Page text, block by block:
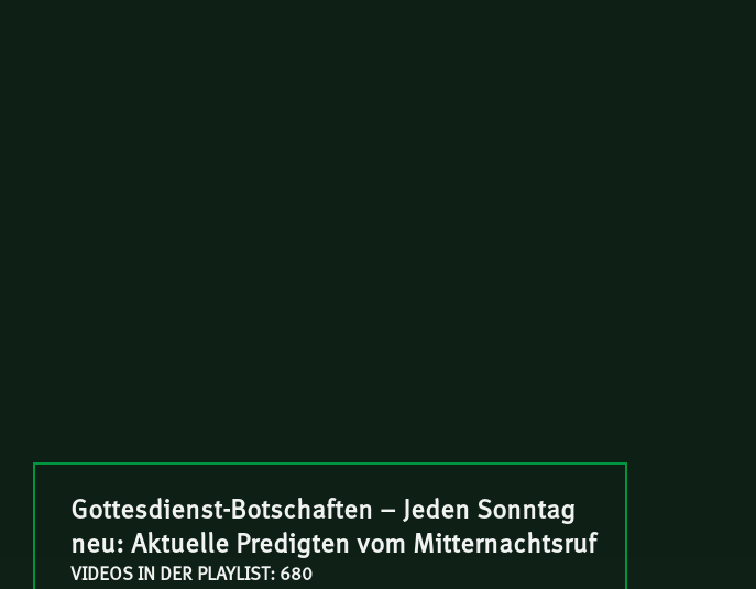
Gottesdienst-Botschaften – Jeden Sonntag
neu: Aktuelle Predigten vom Mitternachtsruf
VIDEOS IN DER PLAYLIST: 680